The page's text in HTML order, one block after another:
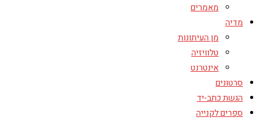
מאמרים
מדיה
מן העיתונות
טלוויזיה
אינטרנט
סרטונים
הגשת כתב-יד
ספרים לקנייה